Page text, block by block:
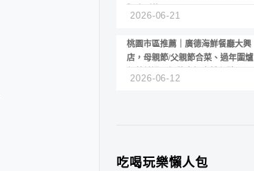
2026-06-21
桃園市區推薦｜廣德海鮮餐廳大興
店，母親節/父親節合菜、過年圍爐
2026-06-12
吃喝玩樂懶人包